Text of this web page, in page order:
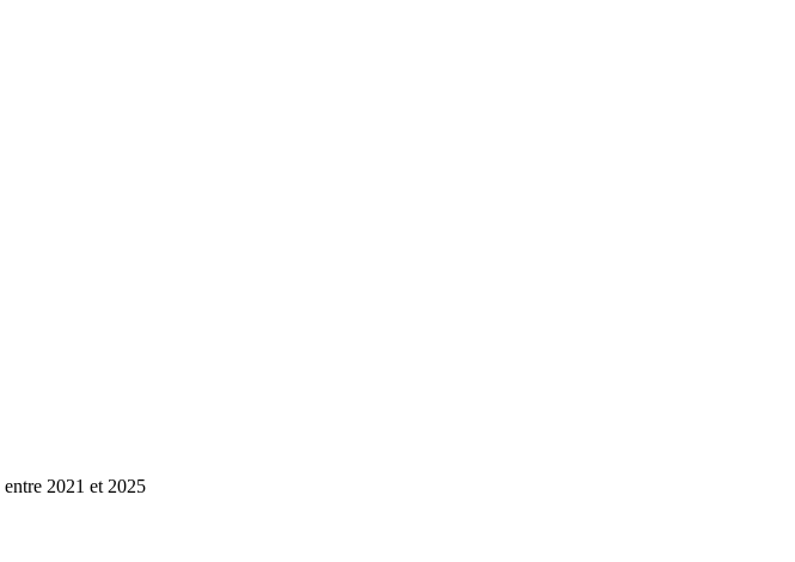
entre 2021 et 2025